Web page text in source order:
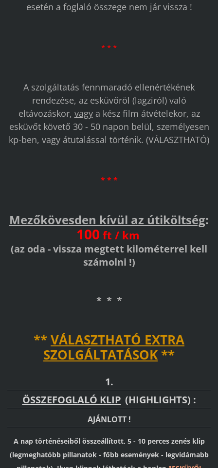
esetén a foglaló összege nem jár vissza !
* * *
A szolgáltatás fennmaradó ellenértékének
rendezése, az esküvőröl (lagziról) való
eltávozáskor, vagya kész film átvételekor, az
esküvőt követő 30 - 50 napon belül, személyesen
kp-ben, vagy átutalással történik. (VÁLASZTHATÓ)
* * *
Mezőkövesden kívül az útiköltség:
100 ft / km
(az oda - vissza megtett kilométerrel kell
számolni !)
* * *
**VÁLASZTHATÓ EXTRA
SZOLGÁLTATÁSOK **
1.
ÖSSZEFOGLALÓ KLIP (HIGHLIGHTS) :
AJÁNLOTT !
A nap történéseiből összeállított, 5 - 10 perces zenés klip
(legmeghatóbb pillanatok - főbb események - legvidámabb